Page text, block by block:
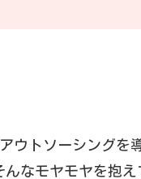
ウトソーシングを
なモヤモヤを抱え